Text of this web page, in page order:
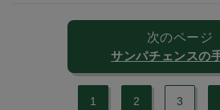
次のページ
サンパチェンスの
1 2 3